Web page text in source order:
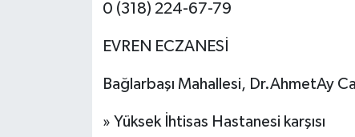
0 (318) 224-67-79
EVREN ECZANESİ
Bağlarbaşı Mahallesi, Dr.AhmetAy
» Yüksek İhtisas Hastanesi karşısı